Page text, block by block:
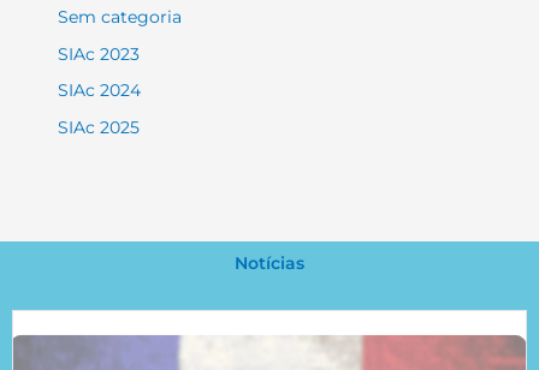
Sem categoria
SIAc 2023
SIAc 2024
SIAc 2025
Notícias